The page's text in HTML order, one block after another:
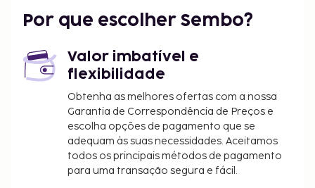
comodidades oferecidas por Esta casa de
hóspedes. Mime-se com o serviço de massagens do
açoteia e do jardim. Wi-fi grátis, uma sala de estar
comum e uma máquina de venda automática são
algumas das comodidades adicionais disponíveis
nesta casa de hóspedes. Made Arsa Homestay
dispõe de uma loja de conveniência. A casa de
hóspedes serve pequenos-almoços tipo inglês
diariamente entre as 8:00 e as 10:00 mediante uma
sobretaxa. De acordo com a legislação local, todos
Por que escolher Sembo?
Valor imbatível e
flexibilidade
Obtenha as melhores ofertas com a nossa
Garantia de Correspondência de Preços e
escolha opções de pagamento que se
adequam às suas necessidades. Aceitamos
todos os principais métodos de pagamento
para uma transação segura e fácil.